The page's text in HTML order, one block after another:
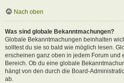
Nach oben
Was sind globale Bekanntmachungen?
Globale Bekanntmachungen beinhalten
solltest du sie so bald wie möglich lesen.
erscheinen ganz oben in jedem Forum und
Bereich. Ob du eine globale
hängt von den durch die Board-
ab.